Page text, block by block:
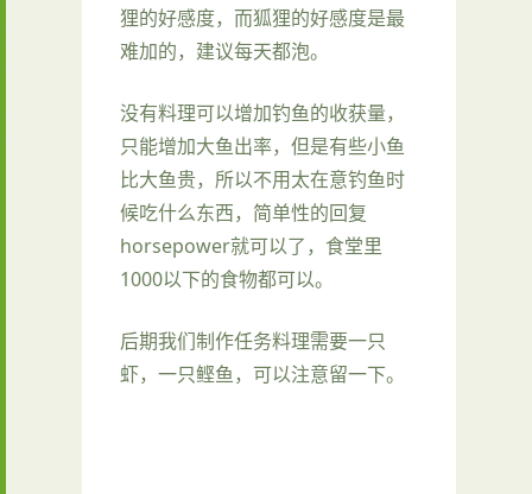
狸的好感度，而狐狸的好感度是最
难加的，建议每天都泡。
没有料理可以增加钓鱼的收获量，
只能增加大鱼出率，但是有些小鱼
比大鱼贵，所以不用太在意钓鱼时
候吃什么东西，简单性的回复
horsepower就可以了，食堂里
1000以下的食物都可以。
后期我们制作任务料理需要一只
虾，一只鲣鱼，可以注意留一下。